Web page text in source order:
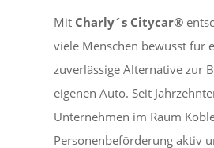
Mit Charly´s Citycar®
viele Menschen bewusst für
zuverlässige Alternative zur
eigenen Auto. Seit
Unternehmen im Raum
Personenbeförderung aktiv